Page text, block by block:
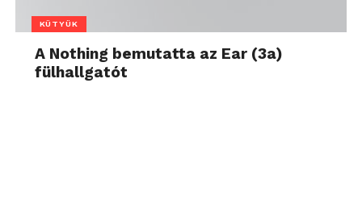
KÜTYÜK
A Nothing bemutatta az Ear (3a)
fülhallgatót